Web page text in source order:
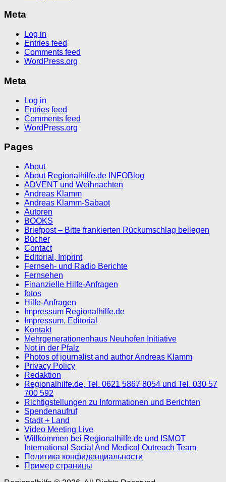
Meta
Log in
Entries feed
Comments feed
WordPress.org
Meta
Log in
Entries feed
Comments feed
WordPress.org
Pages
About
About Regionalhilfe.de INFOBlog
ADVENT und Weihnachten
Andreas Klamm
Andreas Klamm-Sabaot
Autoren
BOOKS
Briefpost – Bitte frankierten Rückumschlag beilegen
Bücher
Contact
Editorial, Imprint
Fernseh- und Radio Berichte
Fernsehen
Finanzielle Hilfe-Anfragen
fotos
Hilfe-Anfragen
Impressum Regionalhilfe.de
Impressum, Editorial
Kontakt
Mehrgenerationenhaus Neuhofen Initiative
Not in der Pfalz
Photos of journalist and author Andreas Klamm
Privacy Policy
Redaktion
Regionalhilfe.de, Tel. 0621 5867 8054 und Tel. 030 57
700 592
Richtigstellungen zu Informationen und Berichten
Spendenaufruf
Stadt + Land
Video Meeting Live
Willkommen bei Regionalhilfe.de und ISMOT
International Social And Medical Outreach Team
Политика конфиденциальности
Пример страницы